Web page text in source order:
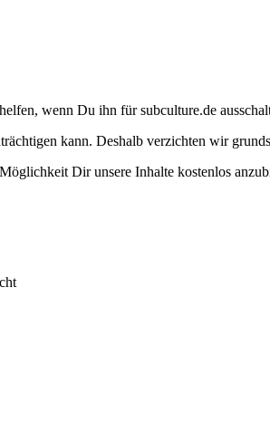
wenn Du ihn für subculture.de
kann. Deshalb verzichten wir
Dir unsere Inhalte kostenlos